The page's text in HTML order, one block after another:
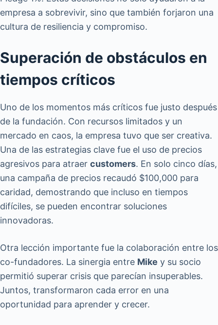
empresa a sobrevivir, sino que también forjaron una
cultura de resiliencia y compromiso.
Superación de obstáculos en
tiempos críticos
Uno de los momentos más críticos fue justo después
de la fundación. Con recursos limitados y un
mercado en caos, la empresa tuvo que ser creativa.
Una de las estrategias clave fue el uso de precios
agresivos para atraer customers. En solo cinco días,
una campaña de precios recaudó $100,000 para
caridad, demostrando que incluso en tiempos
difíciles, se pueden encontrar soluciones
innovadoras.
Otra lección importante fue la colaboración entre los
co-fundadores. La sinergia entre Mike y su socio
permitió superar crisis que parecían insuperables.
Juntos, transformaron cada error en una
oportunidad para aprender y crecer.